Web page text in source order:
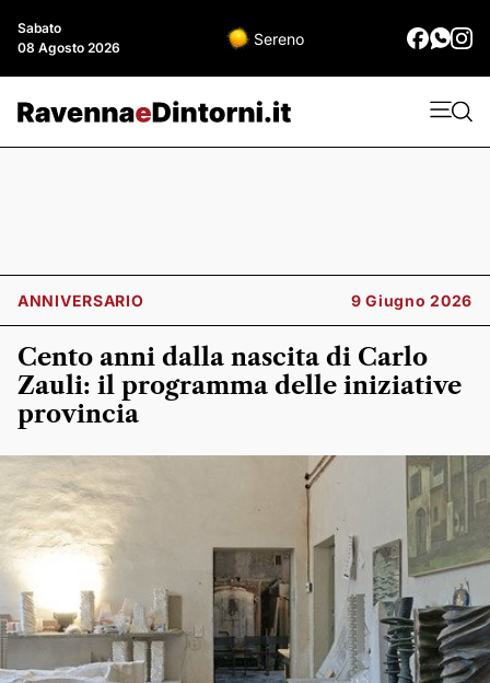
Sabato
08 Agosto 2026
Sereno
ANNIVERSARIO 9 Giugno 2026
Cento anni dalla nascita di Carlo
Zauli: il programma delle iniziative
provincia